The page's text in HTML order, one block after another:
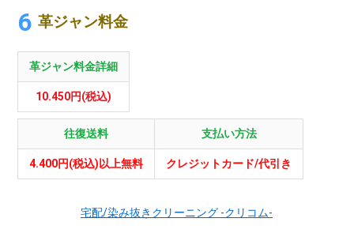
革ジャン料金
革ジャン料金詳細
10.450円(税込)
往復送料 支払い方法
4.400円(税込)以上無料 クレジットカード/代引き
宅配/染み抜きクリーニング -クリコム-